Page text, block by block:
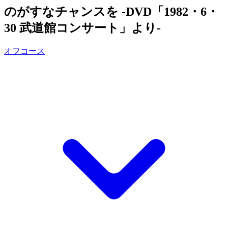
のがすなチャンスを -DVD「1982・6・
30 武道館コンサート」より-
オフコース